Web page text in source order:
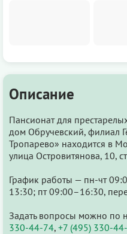
Описание
Пансионат для
дом Обручевский, филиал
Тропарево» находится в
улица Островитянова, 10,
График работы — пн-чт
13:30; пт 09:00–16:30,
Задать вопросы можно по
330-44-74, +7 (495) 330-